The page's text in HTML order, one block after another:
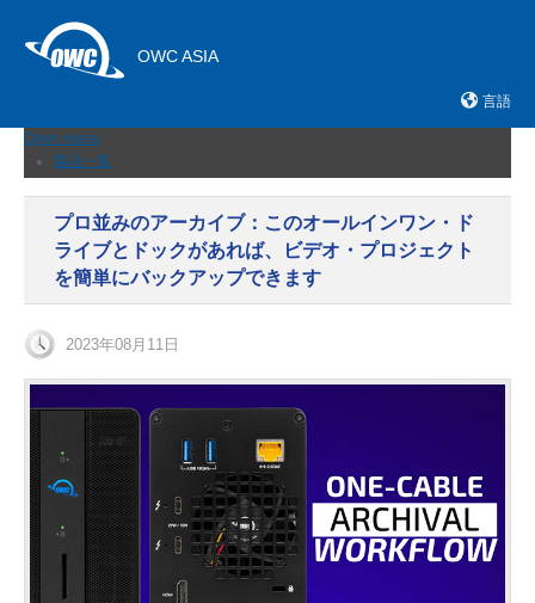
OWC ASIA
言語
Open menu
製品一覧
ネットワークストレージ
メモリーカード＆リーダー
ドック
メモリ
ニュース
サポート
販売店
お問い合わせ
プロ並みのアーカイブ：このオールインワン・ド
ライブとドックがあれば、ビデオ・プロジェクト
を簡単にバックアップできます
2023年08月11日